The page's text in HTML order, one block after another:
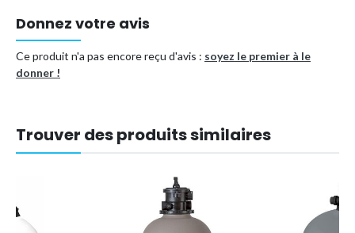
Type de produit
Filtre à sable
Référence (EAN)
Donnez votre avis
Ce produit n'a pas encore reçu d'avis : soyez le premier à le
donner !
Trouver des produits similaires